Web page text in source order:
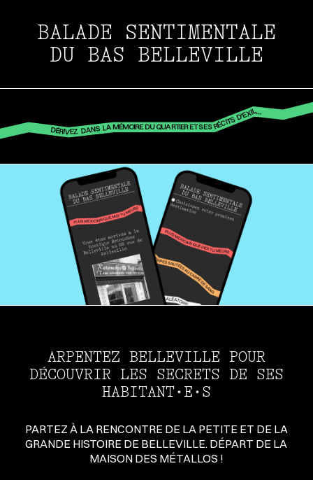
BALADE SENTIMENTALE
DU BAS BELLEVILLE
DÉRIVEZ DANS LA MÉMOIRE DU QUARTIER ET SES RÉCITS D'EXIL…
ARPENTEZ BELLEVILLE POUR
DÉCOUVRIR LES SECRETS DE SES
HABITANT·E·S
PARTEZ À LA RENCONTRE DE LA PETITE ET DE LA
GRANDE HISTOIRE DE BELLEVILLE. DÉPART DE LA
MAISON DES MÉTALLOS !